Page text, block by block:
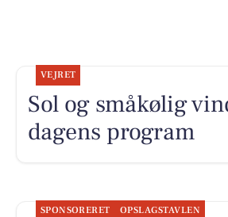
VEJRET
Sol og småkølig
dagens program
SPONSORERET OPSLAGSTAVLEN